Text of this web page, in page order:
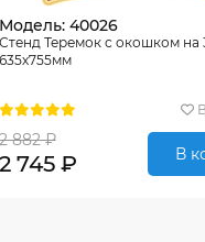
Модель: 40026
Стенд Теремок с окошком на
635х755мм
882 ₽
2 745 ₽ В